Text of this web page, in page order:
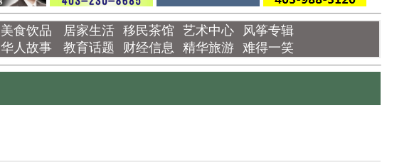
美食饮品 居家生活 移民茶馆 艺术中心
风筝专辑
华人故事 教育话题 财经信息 精华旅游 难得一笑